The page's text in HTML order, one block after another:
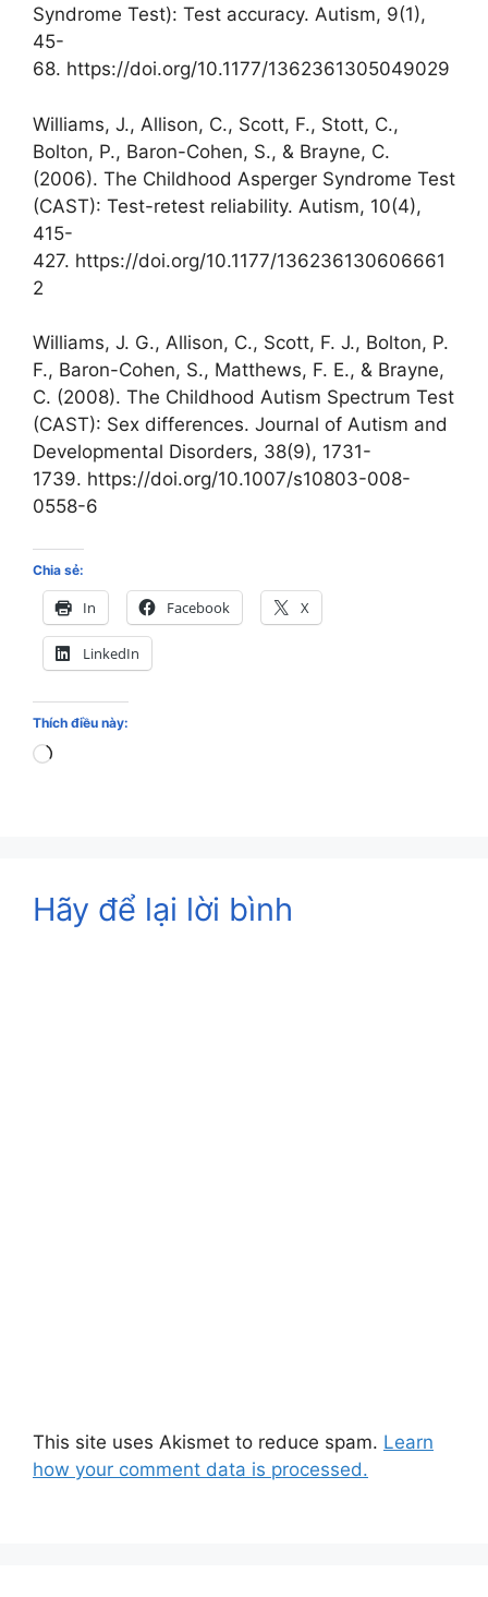
Syndrome Test): Test accuracy. Autism, 9(1),
45-
68. https://doi.org/10.1177/1362361305049029
Williams, J., Allison, C., Scott, F., Stott, C.,
Bolton, P., Baron-Cohen, S., & Brayne, C.
(2006). The Childhood Asperger Syndrome Test
(CAST): Test-retest reliability. Autism, 10(4),
415-
427. https://doi.org/10.1177/136236130606661
2
Williams, J. G., Allison, C., Scott, F. J., Bolton, P.
F., Baron-Cohen, S., Matthews, F. E., & Brayne,
C. (2008). The Childhood Autism Spectrum Test
(CAST): Sex differences. Journal of Autism and
Developmental Disorders, 38(9), 1731-
1739. https://doi.org/10.1007/s10803-008-
0558-6
Chia sẻ:
In Facebook X
LinkedIn
Thích điều này:
Loading…
Hãy để lại lời bình
This site uses Akismet to reduce spam. Learn
how your comment data is processed.